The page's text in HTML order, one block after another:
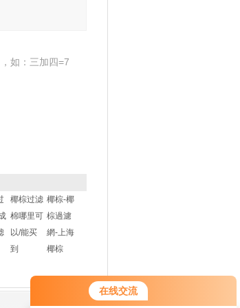
在线交流
如：三加四=7
椰棕过滤
棉哪里可
以/能买
到
椰棕-椰
棕過濾
網-上海
椰棕